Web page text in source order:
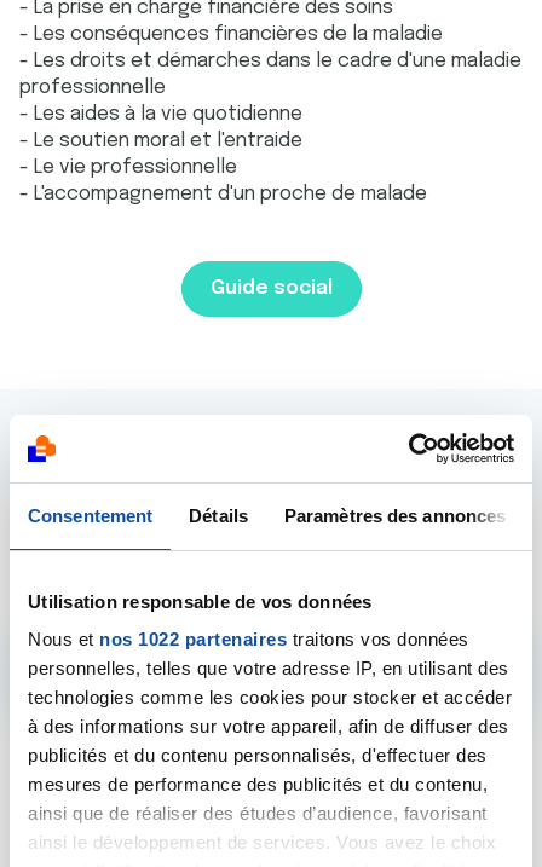
Consentement Détails Paramètres des annonces
Utilisation responsable de vos données
Nous et nos 1022 partenaires traitons vos données
personnelles, telles que votre adresse IP, en utilisant des
technologies comme les cookies pour stocker et accéder
à des informations sur votre appareil, afin de diffuser des
publicités et du contenu personnalisés, d'effectuer des
mesures de performance des publicités et du contenu,
ainsi que de réaliser des études d’audience, favorisant
ainsi le développement de services. Vous avez le choix
- La prise en charge financière des soins
- Les conséquences financières de la maladie
- Les droits et démarches dans le cadre d'une maladie
professionnelle
- Les aides à la vie quotidienne
- Le soutien moral et l'entraide
- Le vie professionnelle
- L'accompagnement d'un proche de malade
Guide social
Écoute téléphonique sur
vos droits et vos
(gratuit, anonyme et confidentiel)
joignable du lundi au vendredi de 9h à 19h.